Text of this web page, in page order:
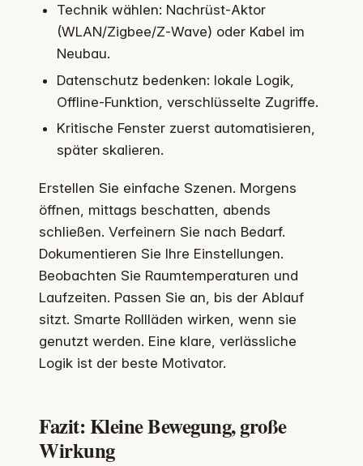
Technik wählen: Nachrüst‑Aktor
(WLAN/Zigbee/Z‑Wave) oder Kabel im
Neubau.
Datenschutz bedenken: lokale Logik,
Offline‑Funktion, verschlüsselte Zugriffe.
Kritische Fenster zuerst automatisieren,
später skalieren.
Erstellen Sie einfache Szenen. Morgens
öffnen, mittags beschatten, abends
schließen. Verfeinern Sie nach Bedarf.
Dokumentieren Sie Ihre Einstellungen.
Beobachten Sie Raumtemperaturen und
Laufzeiten. Passen Sie an, bis der Ablauf
sitzt. Smarte Rollläden wirken, wenn sie
genutzt werden. Eine klare, verlässliche
Logik ist der beste Motivator.
Fazit: Kleine Bewegung, große
Wirkung